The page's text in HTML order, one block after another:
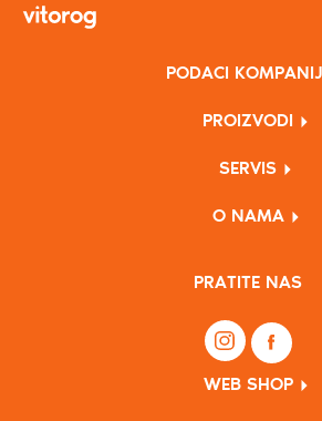
PODACI
PROIZVODI
SERVIS
O NAMA
PRATITE NAS
WEB SHOP